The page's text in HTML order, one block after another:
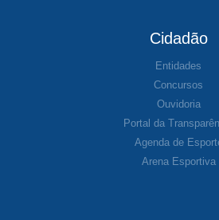
Cidadão
Entidades
Concursos
Ouvidoria
Portal da
Agenda de
Arena Esportiva